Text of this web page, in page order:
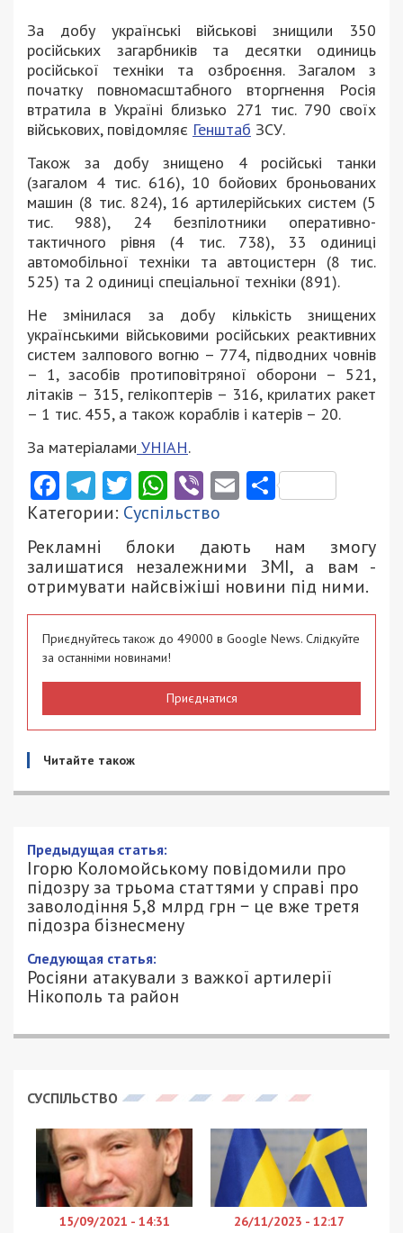
За добу українські військові знищили 350
російських загарбників та десятки одиниць
російської техніки та озброєння. Загалом з
початку повномасштабного вторгнення Росія
втратила в Україні близько 271 тис. 790 своїх
військових, повідомляє Генштаб ЗСУ.
Також за добу знищено 4 російські танки
(загалом 4 тис. 616), 10 бойових броньованих
машин (8 тис. 824), 16 артилерійських систем (5
тис. 988), 24 безпілотники оперативно-
тактичного рівня (4 тис. 738), 33 одиниці
автомобільної техніки та автоцистерн (8 тис.
525) та 2 одиниці спеціальної техніки (891).
Не змінилася за добу кількість знищених
українськими військовими російських реактивних
систем залпового вогню – 774, підводних човнів
– 1, засобів протиповітряної оборони – 521,
літаків – 315, гелікоптерів – 316, крилатих ракет
– 1 тис. 455, а також кораблів і катерів – 20.
За матеріалами УНІАН.
Facebook
Telegram
Twitter
WhatsApp
ViberEmail
Категории: Суспільство
Рекламні блоки дають нам змогу
залишатися незалежними ЗМІ, а вам -
отримувати найсвіжіші новини під ними.
Приєднуйтесь також до 49000 в Google News. Слідкуйте
за останніми новинами!
Приєднатися
Читайте також
Предыдущая статья:
Ігорю Коломойському повідомили про
підозру за трьома статтями у справі про
заволодіння 5,8 млрд грн − це вже третя
підозра бізнесмену
Следующая статья:
Росіяни атакували з важкої артилерії
Нікополь та район
СУСПІЛЬСТВО
15/09/2021 - 14:31 26/11/2023 - 12:17